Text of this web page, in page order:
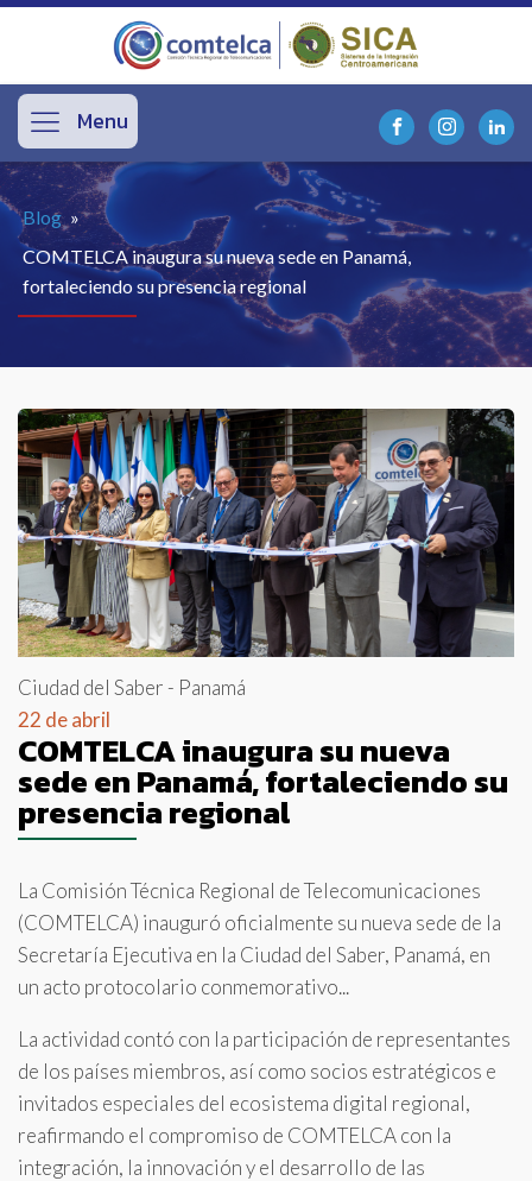
Menu
Blog »
COMTELCA inaugura su nueva sede en Panamá,
fortaleciendo su presencia regional
Ciudad del Saber - Panamá
22 de abril
COMTELCA inaugura su nueva
sede en Panamá, fortaleciendo su
presencia regional
La Comisión Técnica Regional de Telecomunicaciones
(COMTELCA) inauguró oficialmente su nueva sede de la
Secretaría Ejecutiva en la Ciudad del Saber, Panamá, en
un acto protocolario conmemorativo...
La actividad contó con la participación de representantes
de los países miembros, así como socios estratégicos e
invitados especiales del ecosistema digital regional,
reafirmando el compromiso de COMTELCA con la
integración, la innovación y el desarrollo de las